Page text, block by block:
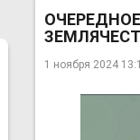
1 ноября 2024